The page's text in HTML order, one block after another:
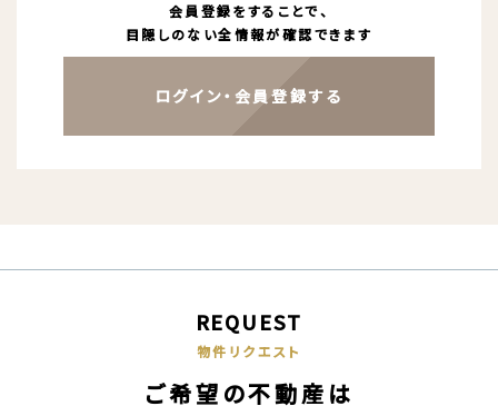
会員登録をすることで、
目隠しのない全情報が確認できます
ログイン・会員登録する
REQUEST
物件リクエスト
ご希望の不動産は